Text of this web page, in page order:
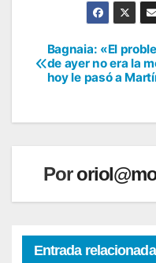
de
entradas
Bagnaia: «El
de ayer no era la
hoy le pasó a
Por
Entrada relacionada